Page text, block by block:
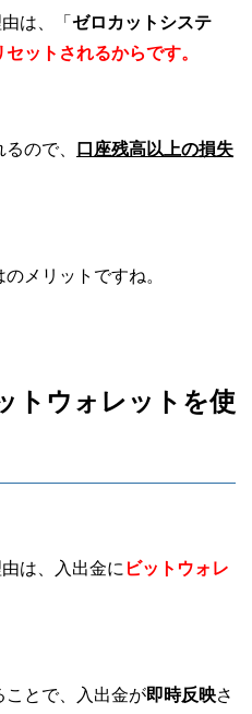
は、「 ゼロカットシステ
ットされるからです。
ので、
口座残高以上の損失
メリットですね。
トウォレットを使
は、入出金に ビットウォレ
ことで、入出金が即時反映さ